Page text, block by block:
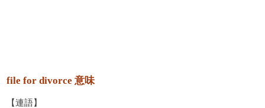
file for divorce 意味
【連語】